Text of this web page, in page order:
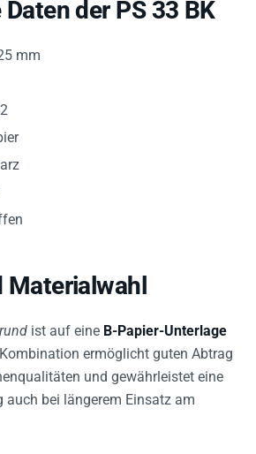
der PS 33 BK
mm
ist auf eine B-Papier-Unterlage
ermöglicht guten Abtrag
und gewährleistet eine
auch bei längerem Einsatz am